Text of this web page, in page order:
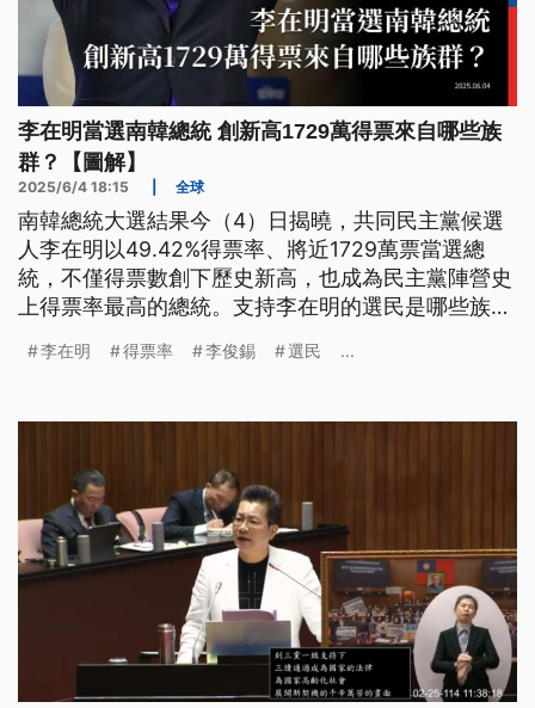
李在明當選南韓總統 創新高1729萬得票來自哪些族
群？【圖解】
2025/6/4 18:15 全球
南韓總統大選結果今（4）日揭曉，共同民主黨候選
人李在明以49.42%得票率、將近1729萬票當選總
統，不僅得票數創下歷史新高，也成為民主黨陣營史
上得票率最高的總統。支持李在明的選民是哪些族
李在明 得票率 李俊錫 選民 ...